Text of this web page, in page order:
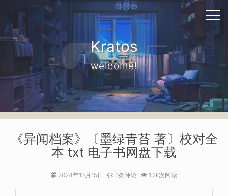
Kratos
welcome!
《异闻档案》〔墨绿青苔 著〕校对全
本 txt 电子书网盘下载
2024年10月15日 0条评论 1.2k次阅读